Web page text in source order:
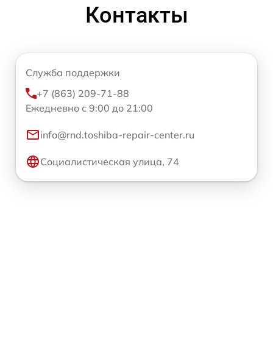
Контакты
Служба поддержки
+7 (863) 209-71-88
Ежедневно с 9:00 до 21:00
info@rnd.toshiba-repair-center.ru
Социалистическая улица, 74